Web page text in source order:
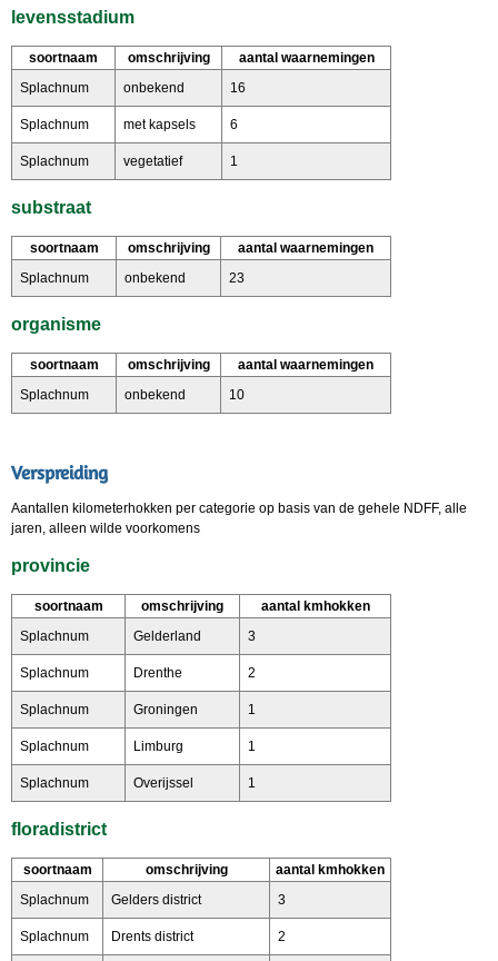
levensstadium
soortnaam omschrijving
aantal waarnemingen
Splachnum
onbekend 16
Splachnum met kapsels 6
Splachnum vegetatief 1
substraat
soortnaam omschrijving
aantal waarnemingen
Splachnum
onbekend 23
organisme
soortnaam omschrijving
aantal waarnemingen
Splachnum
onbekend 10
Verspreiding
Aantallen kilometerhokken per categorie op basis van de gehele NDFF, alle
jaren, alleen wilde voorkomens
provincie
soortnaam omschrijving
aantal kmhokken
Splachnum
Gelderland 3
Splachnum Drenthe 2
Splachnum Groningen 1
Splachnum Limburg 1
Splachnum Overijssel 1
floradistrict
soortnaam omschrijving
aantal kmhokken
Splachnum
Gelders district 3
Splachnum Drents district 2